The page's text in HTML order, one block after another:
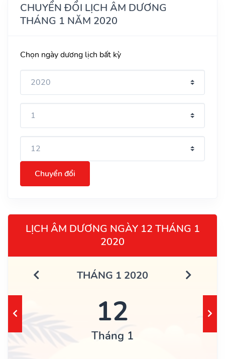
CHUYỂN ĐỔI LỊCH ÂM DƯƠNG
THÁNG 1 NĂM 2020
Chọn ngày dương lịch bất kỳ
Chuyển đổi
LỊCH ÂM DƯƠNG NGÀY 12 THÁNG 1
2020
THÁNG 1 2020
12
Tháng 1